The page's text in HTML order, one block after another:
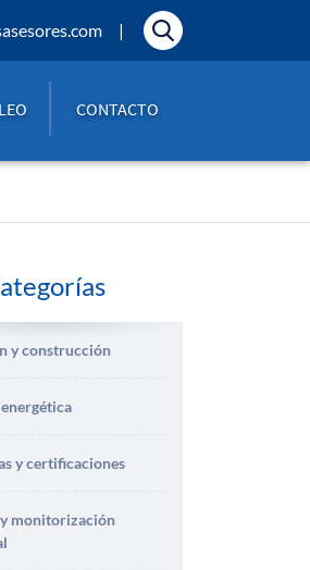
CONTACTO
y construcción
y certificaciones
monitorización